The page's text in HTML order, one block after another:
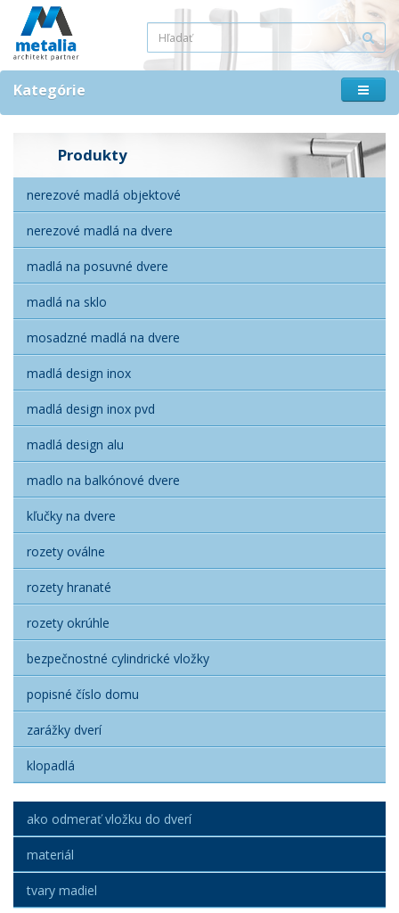
Kategórie
Produkty
nerezové madlá objektové
nerezové madlá na dvere
madlá na posuvné dvere
madlá na sklo
mosadzné madlá na dvere
madlá design inox
madlá design inox pvd
madlá design alu
madlo na balkónové dvere
kľučky na dvere
rozety oválne
rozety hranaté
rozety okrúhle
bezpečnostné cylindrické vložky
popisné číslo domu
zarážky dverí
klopadlá
ako odmerať vložku do dverí
materiál
tvary madiel